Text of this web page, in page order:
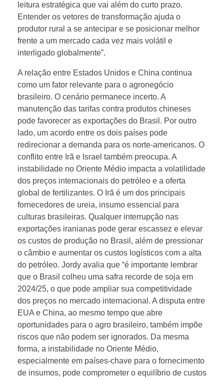
:
o
q
u
e
d
e
v
e
i
n
f
l
u
leitura estratégica que vai além do curto prazo.
Entender os vetores de transformação ajuda o
produtor rural a se antecipar e se posicionar melhor
frente a um mercado cada vez mais volátil e
interligado globalmente”.
A relação entre Estados Unidos e China continua
como um fator relevante para o agronegócio
brasileiro. O cenário permanece incerto. A
manutenção das tarifas contra produtos chineses
pode favorecer as exportações do Brasil. Por outro
lado, um acordo entre os dois países pode
redirecionar a demanda para os norte-americanos. O
conflito entre Irã e Israel também preocupa. A
instabilidade no Oriente Médio impacta a volatilidade
dos preços internacionais do petróleo e a oferta
global de fertilizantes. O Irã é um dos principais
fornecedores de ureia, insumo essencial para
culturas brasileiras. Qualquer interrupção nas
exportações iranianas pode gerar escassez e elevar
os custos de produção no Brasil, além de pressionar
o câmbio e aumentar os custos logísticos com a alta
do petróleo. Jordy avalia que “é importante lembrar
que o Brasil colheu uma safra recorde de soja em
2024/25, o que pode ampliar sua competitividade
dos preços no mercado internacional. A disputa entre
EUA e China, ao mesmo tempo que abre
oportunidades para o agro brasileiro, também impõe
riscos que não podem ser ignorados. Da mesma
forma, a instabilidade no Oriente Médio,
especialmente em países-chave para o fornecimento
de insumos, pode comprometer o equilíbrio de custos